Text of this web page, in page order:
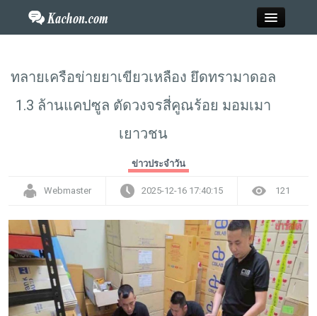
Home
ไลฟ์สไตล์
สังคมออนไลน์
ทลายเครือข่ายยาเขียวเหลือง ยึดทรามาดอล
1.3 ล้านแคปซูล ตัดวงจรสี่คูณร้อย มอมเมา
เยาวชน
ข่าวประจำวัน
Webmaster 2025-12-16 17:40:15 121